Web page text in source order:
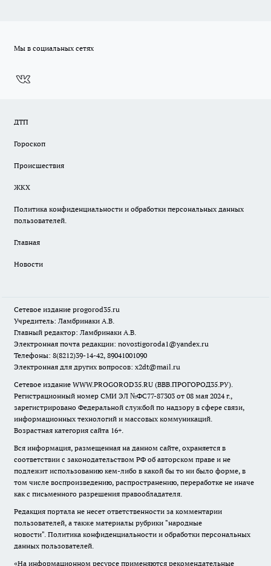
Мы в социальных сетях
ДТП
Гороскоп
Происшествия
ЖКХ
Политика конфиденциальности и обработки персональных данных
пользователей.
Главная
Новости
Сетевое издание progorod35.ru
Учредитель: Ламбринаки А.В.
Главный редактор: Ламбринаки А.В.
Электронная почта редакции: novostigoroda1@yandex.ru
Телефоны: 8(8212)39-14-42, 89041001090
Электронная для других вопросов: x2dt@mail.ru
Сетевое издание WWW.PROGOROD35.RU (ВВВ.ПРОГОРОД35.РУ).
Регистрационный номер СМИ ЭЛ №ФС77-87303 от 08 мая 2024 г.,
зарегистрировано Федеральной службой по надзору в сфере связи,
информационных технологий и массовых коммуникаций.
Возрастная категория сайта 16+.
Вся информация, размещенная на данном сайте, охраняется в
соответствии с законодательством РФ об авторском праве и не
подлежит использованию кем-либо в какой бы то ни было форме, в
том числе воспроизведению, распространению, переработке не иначе
как с письменного разрешения правообладателя.
Редакция портала не несет ответственности за комментарии
пользователей, а также материалы рубрики "народные
новости". Политика конфиденциальности и обработки персональных
данных пользователей.
«На информационном ресурсе применяются рекомендательные